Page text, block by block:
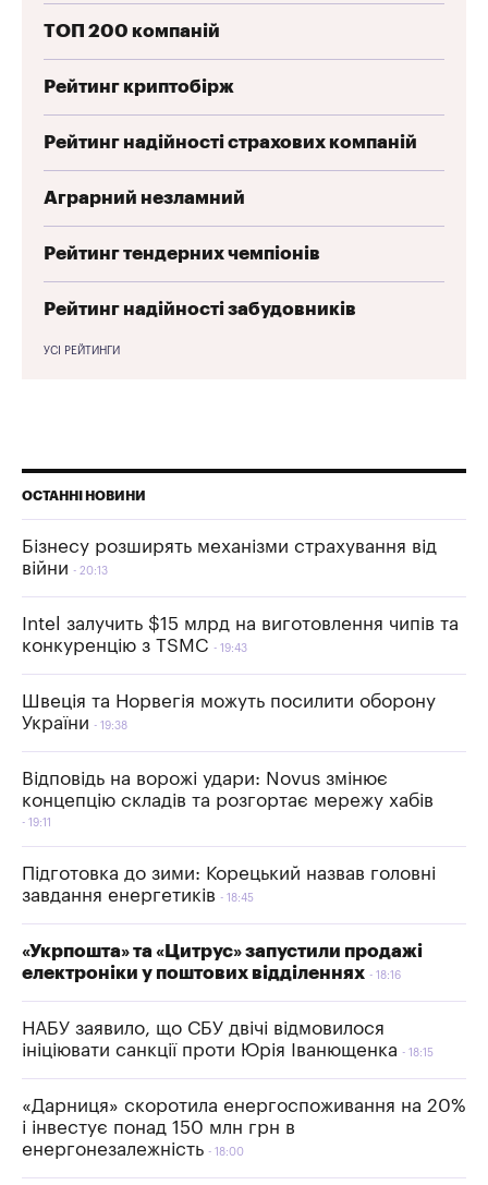
ТОП 200 компаній
Рейтинг криптобірж
Рейтинг надійності страхових компаній
Аграрний незламний
Рейтинг тендерних чемпіонів
Рейтинг надійності забудовників
УСІ РЕЙТИНГИ
ОСТАННІ НОВИНИ
Бізнесу розширять механізми страхування від
війни
20:13
Intel залучить $15 млрд на виготовлення чипів та
конкуренцію з TSMC
19:43
Швеція та Норвегія можуть посилити оборону
України
19:38
Відповідь на ворожі удари: Novus змінює
концепцію складів та розгортає мережу хабів
19:11
Підготовка до зими: Корецький назвав головні
завдання енергетиків
18:45
«Укрпошта» та «Цитрус» запустили продажі
електроніки у поштових відділеннях
18:16
НАБУ заявило, що СБУ двічі відмовилося
ініціювати санкції проти Юрія Іванющенка
18:15
«Дарниця» скоротила енергоспоживання на 20%
і інвестує понад 150 млн грн в
енергонезалежність
18:00